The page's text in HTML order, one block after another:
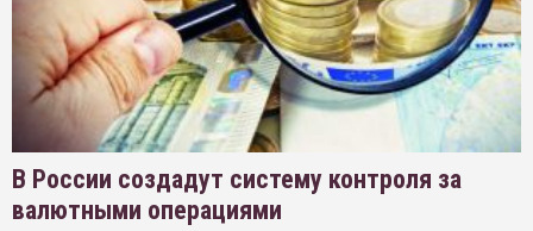
В России создадут систему контроля за
валютными операциями